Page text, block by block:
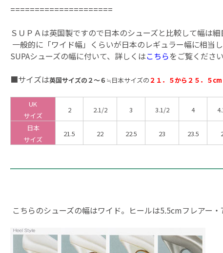
=====================
ＳＵＰＡは英国製ですので日本のシューズと比較して幅は細
一般的に「ワイド幅」くらいが日本のレギュラー幅に相当し
SUPAシューズの幅に付いて、詳しくはこちらをご覧ください
■サイズは英国サイズの２〜６ ≒日本サイズの２１．５から２５．５cm
UK
サイズ
2 2.1/2 3 3.1/2 4
日本
サイズ
21.5 22 22.5 23 23.5
こちらのシューズの幅はワイド。ヒールは5.5cmフレアー・